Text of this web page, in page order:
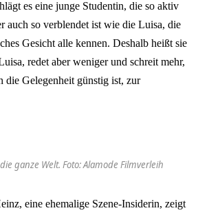
es eine junge Studentin, die so aktiv
auch so verblendet ist wie die Luisa, die
Gesicht alle kennen. Deshalb heißt sie
redet aber weniger und schreit mehr,
die Gelegenheit günstig ist, zur
ganze Welt. Foto: Alamode Filmverleih
eine ehemalige Szene-Insiderin, zeigt